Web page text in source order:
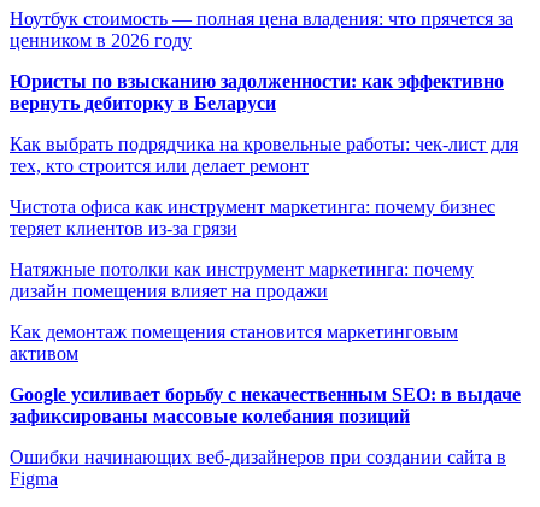
Ноутбук стоимость — полная цена владения: что прячется за
ценником в 2026 году
Юристы по взысканию задолженности: как эффективно
вернуть дебиторку в Беларуси
Как выбрать подрядчика на кровельные работы: чек-лист для
тех, кто строится или делает ремонт
Чистота офиса как инструмент маркетинга: почему бизнес
теряет клиентов из-за грязи
Натяжные потолки как инструмент маркетинга: почему
дизайн помещения влияет на продажи
Как демонтаж помещения становится маркетинговым
активом
Google усиливает борьбу с некачественным SEO: в выдаче
зафиксированы массовые колебания позиций
Ошибки начинающих веб-дизайнеров при создании сайта в
Figma